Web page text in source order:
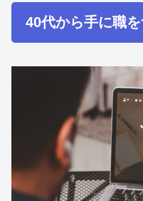
40代から手に職